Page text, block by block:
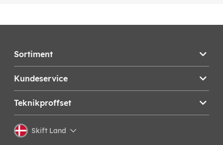
Sortiment
Kundeservice
Teknikproffset
Skift Land